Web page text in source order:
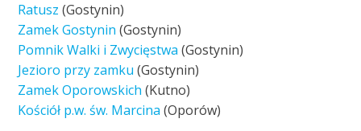
Ratusz (Gostynin)
Zamek Gostynin (Gostynin)
Pomnik Walki i Zwycięstwa (Gostynin)
Jezioro przy zamku (Gostynin)
Zamek Oporowskich (Kutno)
Kościół p.w. św. Marcina (Oporów)